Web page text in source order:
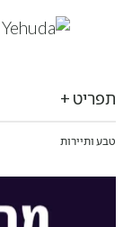
תפריט +
טבע ותיירות